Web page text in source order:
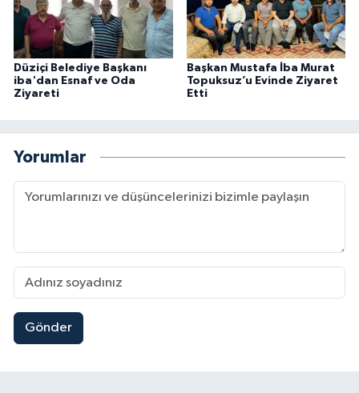
Düziçi Belediye Başkanı
iba'dan Esnaf ve Oda
Ziyareti
Başkan Mustafa İba Murat
Topuksuz’u Evinde Ziyaret
Etti
Yorumlar
Gönder